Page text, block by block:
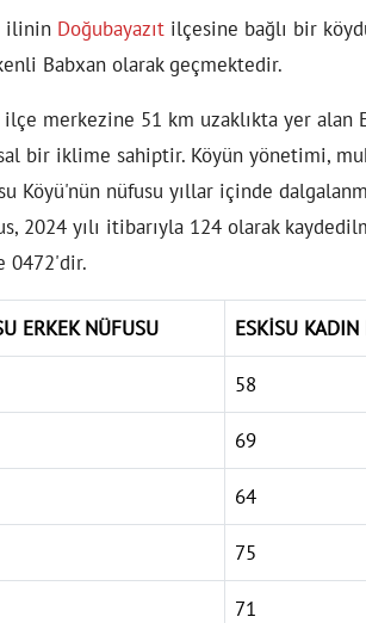
ilinin Doğubayazıt ilçesine bağlı bir
Babxan olarak geçmektedir.
merkezine 51 km uzaklıkta yer alan
bir iklime sahiptir. Köyün yönetimi,
Köyü'nün nüfusu yıllar içinde
2024 yılı itibarıyla 124 olarak
0472'dir.
ERKEK NÜFUSU ESKİSU
58
69
64
75
71